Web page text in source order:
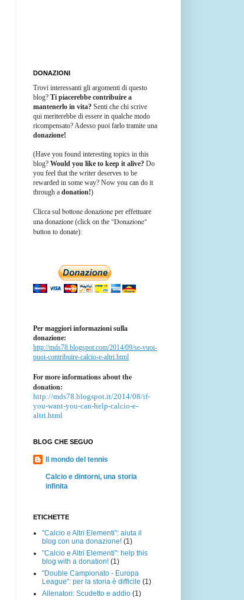
DONAZIONI
Trovi interessanti gli argomenti di questo
blog? Ti piacerebbe contribuire a
mantenerlo in vita? Senti che chi scrive
qui meriterebbe di essere in qualche modo
ricompensato? Adesso puoi farlo tramite una
donazione!
(Have you found interesting topics in this
blog? Would you like to keep it alive? Do
you feel that the writer deserves to be
rewarded in some way? Now you can do it
through a donation!)
Clicca sul bottone donazione per effettuare
una donazione (click on the "Donazione"
button to donate):
Per maggiori informazioni sulla
donazione:
http://mds78.blogspot.com/2014/09/se-vuoi-
puoi-contribuire-calcio-e-altri.html
For more informations about the
donation:
http://mds78.blogspot.it/2014/08/if-
you-want-you-can-help-calcio-e-
altri.html
BLOG CHE SEGUO
Il mondo del tennis
Calcio e dintorni, una storia
infinita
ETICHETTE
"Calcio e Altri Elementi": aiuta il
blog con una donazione! (1)
"Calcio e Altri Elementi": help this
blog with a donation! (1)
"Double Campionato - Europa
League": per la storia è difficile (1)
Allenatori: Scudetto e addio (1)